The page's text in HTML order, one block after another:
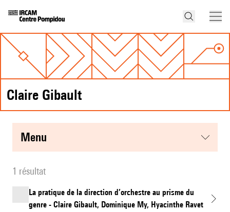
Claire Gibault
menu
1 résultat
La pratique de la direction d’orchestre au prisme du
genre - Claire Gibault, Dominique My, Hyacinthe Ravet